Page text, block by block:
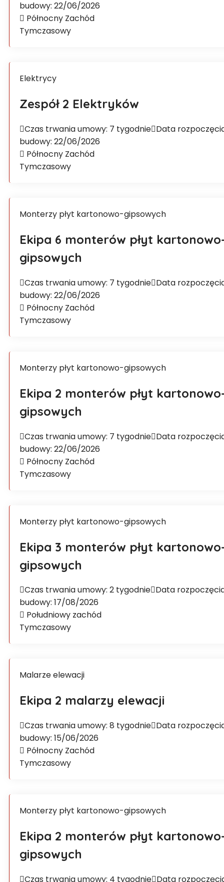
budowy: 22/06/2026
Północny Zachód
Tymczasowy
Elektrycy
Zespół 2 Elektryków
Czas trwania umowy: 7 tygodnie Data
budowy: 22/06/2026
Północny Zachód
Tymczasowy
Monterzy płyt kartonowo-gipsowych
Ekipa 6 monterów płyt
gipsowych
Czas trwania umowy: 7 tygodnie Data
budowy: 22/06/2026
Północny Zachód
Tymczasowy
Monterzy płyt kartonowo-gipsowych
Ekipa 2 monterów płyt
gipsowych
Czas trwania umowy: 7 tygodnie Data
budowy: 22/06/2026
Północny Zachód
Tymczasowy
Monterzy płyt kartonowo-gipsowych
Ekipa 3 monterów płyt
gipsowych
Czas trwania umowy: 2 tygodnie Data
budowy: 17/08/2026
Południowy zachód
Tymczasowy
Malarze elewacji
Ekipa 2 malarzy elewacji
Czas trwania umowy: 8 tygodnie Data
budowy: 15/06/2026
Północny Zachód
Tymczasowy
Monterzy płyt kartonowo-gipsowych
Ekipa 2 monterów płyt
gipsowych
Czas trwania umowy: 4 tygodnie Data